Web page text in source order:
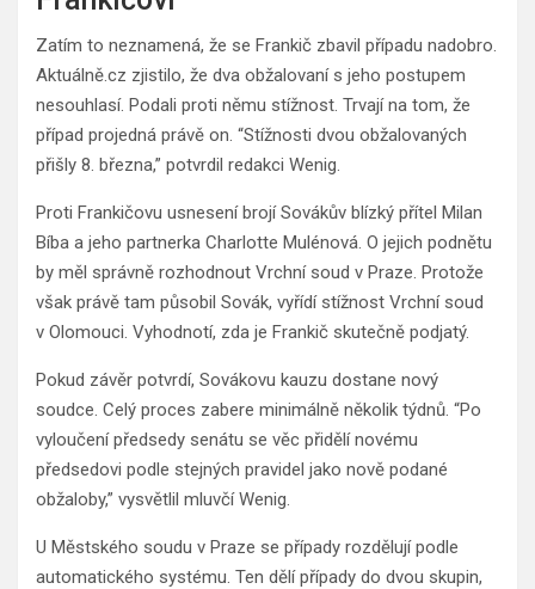
Zatím to neznamená, že se Frankič zbavil případu nadobro.
Aktuálně.cz zjistilo, že dva obžalovaní s jeho postupem
nesouhlasí. Podali proti němu stížnost. Trvají na tom, že
případ projedná právě on. “Stížnosti dvou obžalovaných
přišly 8. března,” potvrdil redakci Wenig.
Proti Frankičovu usnesení brojí Sovákův blízký přítel Milan
Bíba a jeho partnerka Charlotte Mulénová. O jejich podnětu
by měl správně rozhodnout Vrchní soud v Praze. Protože
však právě tam působil Sovák, vyřídí stížnost Vrchní soud
v Olomouci. Vyhodnotí, zda je Frankič skutečně podjatý.
Pokud závěr potvrdí, Sovákovu kauzu dostane nový
soudce. Celý proces zabere minimálně několik týdnů. “Po
vyloučení předsedy senátu se věc přidělí novému
předsedovi podle stejných pravidel jako nově podané
obžaloby,” vysvětlil mluvčí Wenig.
U Městského soudu v Praze se případy rozdělují podle
automatického systému. Ten dělí případy do dvou skupin,